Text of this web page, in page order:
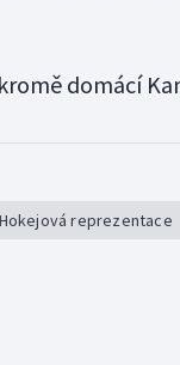
domácí
Hokejová reprezentace